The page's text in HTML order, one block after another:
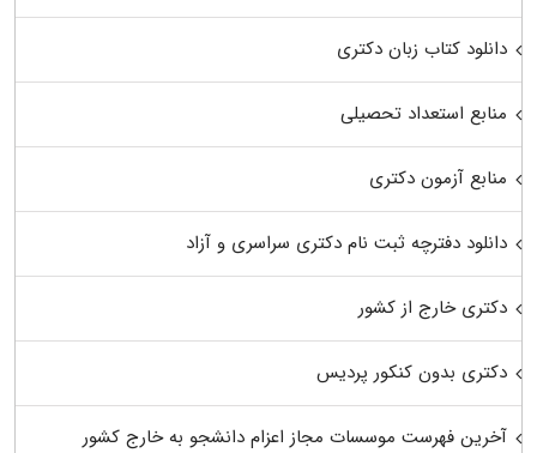
دانلود کتاب زبان دکتری
منابع استعداد تحصیلی
منابع آزمون دکتری
دانلود دفترچه ثبت نام دکتری سراسری و آزاد
دکتری خارج از کشور
دکتری بدون کنکور پردیس
آخرین فهرست موسسات مجاز اعزام دانشجو به خارج کشور